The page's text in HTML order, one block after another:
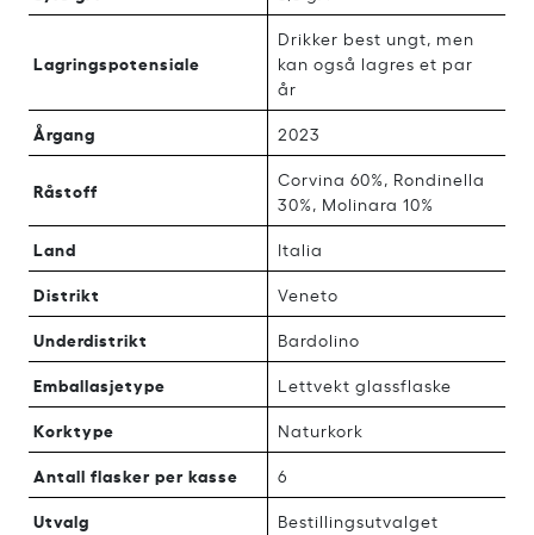
Lagringspotensiale
Drikker best ungt, men
kan også lagres et par
år
Årgang 2023
Råstoff
Corvina 60%, Rondinella
30%, Molinara 10%
Land Italia
Distrikt Veneto
Underdistrikt Bardolino
Emballasjetype Lettvekt glassflaske
Korktype Naturkork
Antall flasker per kasse 6
Utvalg Bestillingsutvalget